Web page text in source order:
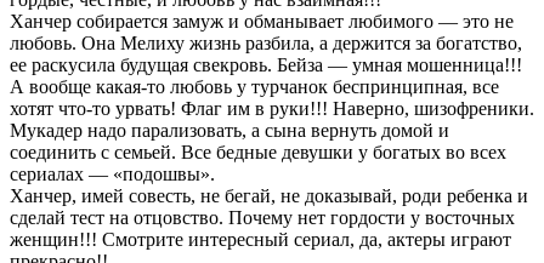
Ханчер собирается замуж и обманывает любимого — это не
любовь. Она Мелиху жизнь разбила, а держится за богатство,
ее раскусила будущая свекровь. Бейза — умная мошенница!!!
А вообще какая-то любовь у турчанок беспринципная, все
хотят что-то урвать! Флаг им в руки!!! Наверно, шизофреники.
Мукадер надо парализовать, а сына вернуть домой и
соединить с семьей. Все бедные девушки у богатых во всех
сериалах — «подошвы».
Ханчер, имей совесть, не бегай, не доказывай, роди ребенка и
сделай тест на отцовство. Почему нет гордости у восточных
женщин!!! Смотрите интересный сериал, да, актеры играют